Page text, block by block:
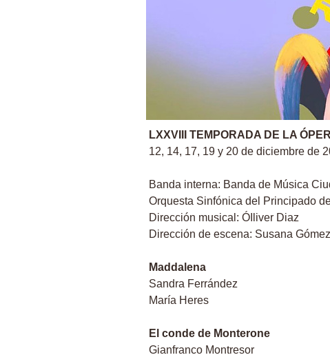
LXXVIII TEMPORADA DE LA
12, 14, 17, 19 y 20 de diciembre de
Banda interna: Banda de Música
Orquesta Sinfónica del Principado
Dirección musical: ÓIliver Diaz
Dirección de escena: Susana Gómez
Maddalena
Sandra Ferrández
María Heres
El conde de Monterone
Gianfranco Montresor